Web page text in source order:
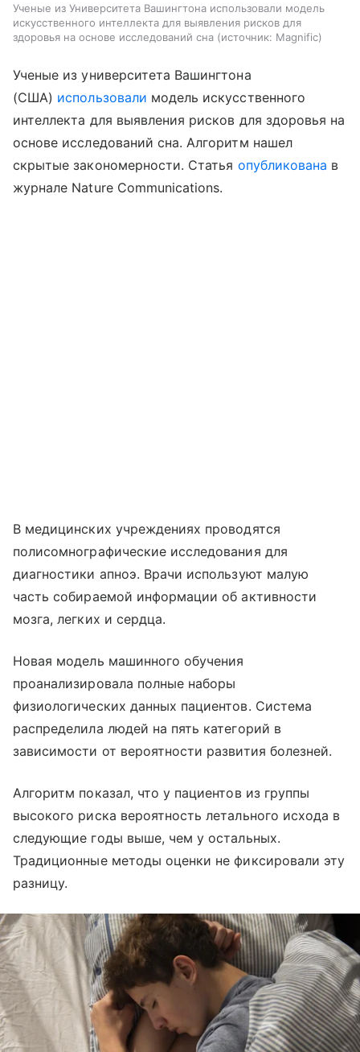
Ученые из Университета Вашингтона использовали модель
искусственного интеллекта для выявления рисков для
здоровья на основе исследований сна
источник: Magnific
Ученые из университета Вашингтона
(США) использовали модель искусственного
интеллекта для выявления рисков для здоровья на
основе исследований сна. Алгоритм нашел
скрытые закономерности. Статья опубликована в
журнале Nature Communications.
В медицинских учреждениях проводятся
полисомнографические исследования для
диагностики апноэ. Врачи используют малую
часть собираемой информации об активности
мозга, легких и сердца.
Новая модель машинного обучения
проанализировала полные наборы
физиологических данных пациентов. Система
распределила людей на пять категорий в
зависимости от вероятности развития болезней.
Алгоритм показал, что у пациентов из группы
высокого риска вероятность летального исхода в
следующие годы выше, чем у остальных.
Традиционные методы оценки не фиксировали эту
разницу.